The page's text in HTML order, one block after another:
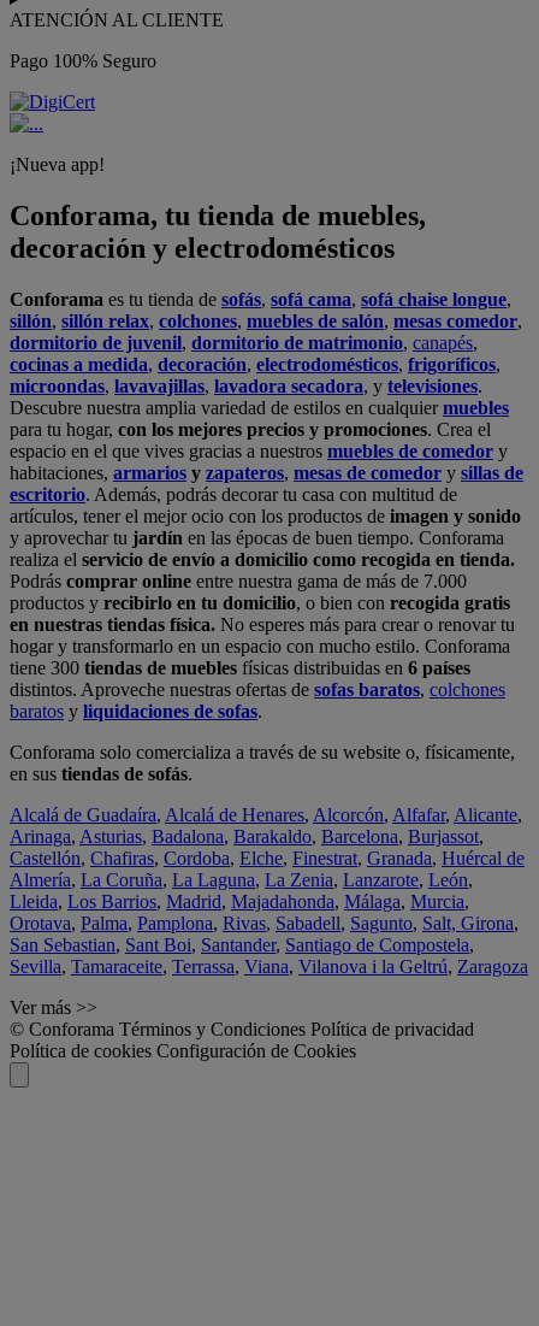
ATENCIÓN AL CLIENTE
Pago 100% Seguro
¡Nueva app!
Conforama, tu tienda de muebles,
decoración y electrodomésticos
Conforama es tu tienda de sofás, sofá cama, sofá chaise longue,
sillón, sillón relax, colchones, muebles de salón, mesas comedor,
dormitorio de juvenil, dormitorio de matrimonio, canapés,
cocinas a medida, decoración, electrodomésticos, frigoríficos,
microondas, lavavajillas, lavadora secadora, y televisiones.
Descubre nuestra amplia variedad de estilos en cualquiermuebles
para tu hogar, con los mejores precios y promociones. Crea el
espacio en el que vives gracias a nuestros muebles de comedor y
habitaciones, armarios y zapateros, mesas de comedor y sillas de
escritorio. Además, podrás decorar tu casa con multitud de
artículos, tener el mejor ocio con los productos de imagen y sonido
y aprovechar tu jardín en las épocas de buen tiempo. Conforama
realiza el servicio de envío a domicilio como recogida en tienda.
Podrás comprar online entre nuestra gama de más de 7.000
productos y recibirlo en tu domicilio, o bien con recogida gratis
en nuestras tiendas física. No esperes más para crear o renovar tu
hogar y transformarlo en un espacio con mucho estilo. Conforama
tiene 300 tiendas de muebles físicas distribuidas en 6 países
distintos. Aproveche nuestras ofertas de sofas baratos, colchones
baratos y liquidaciones de sofas.
Conforama solo comercializa a través de su website o, físicamente,
en sus tiendas de sofás.
Alcalá de Guadaíra, Alcalá de Henares, Alcorcón, Alfafar, Alicante,
Arinaga, Asturias, Badalona, Barakaldo, Barcelona, Burjassot,
Castellón, Chafiras, Cordoba, Elche, Finestrat, Granada, Huércal de
Almería, La Coruña, La Laguna, La Zenia, Lanzarote, León,
Lleida, Los Barrios, Madrid, Majadahonda, Málaga, Murcia,
Orotava, Palma, Pamplona, Rivas, Sabadell, Sagunto, Salt, Girona,
San Sebastian, Sant Boi, Santander, Santiago de Compostela,
Sevilla, Tamaraceite, Terrassa, Viana, Vilanova i la Geltrú, Zaragoza
Ver más >>
© Conforama Términos y Condiciones Política de privacidad
Política de cookies Configuración de Cookies